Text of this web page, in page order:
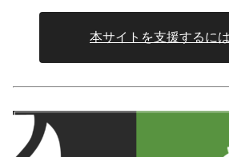
本サイトを支援するに